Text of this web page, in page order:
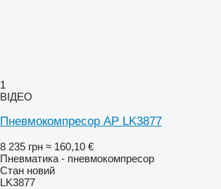
1
ВІДЕО
Пневмокомпресор AP LK3877
8 235 грн ≈ 160,10 €
Пневматика - пневмокомпресор
Стан новий
LK3877